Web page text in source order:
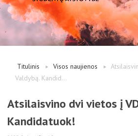
Studentams
Studentų atstovai
Titulinis Visos naujienos
Valdybą. Kandid...
Atsilaisvino dvi vietos į
Kandidatuok!